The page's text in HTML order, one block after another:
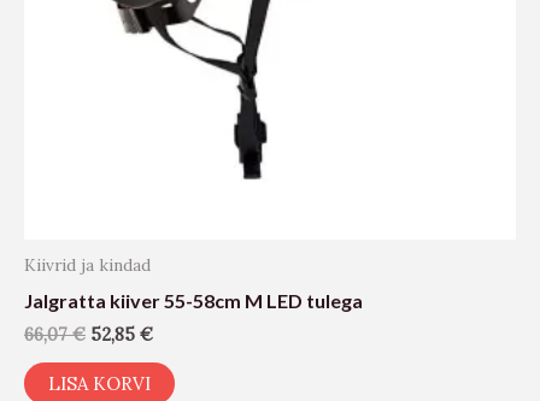
Kiivrid ja kindad
Jalgratta kiiver 55-58cm M LED tulega
66,07€ 52,85 €
LISA KORVI